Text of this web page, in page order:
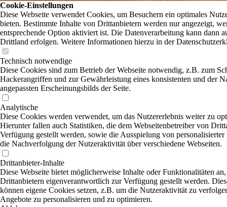
Cookie-Einstellungen
Diese Webseite verwendet Cookies, um Besuchern ein optimales
bieten. Bestimmte Inhalte von Drittanbietern werden nur angezeigt,
entsprechende Option aktiviert ist. Die Datenverarbeitung kann dann
Drittland erfolgen. Weitere Informationen hierzu in der
Technisch notwendige
Diese Cookies sind zum Betrieb der Webseite notwendig, z.B. zum
Hackerangriffen und zur Gewährleistung eines konsistenten und der
angepassten Erscheinungsbilds der Seite.
Analytische
Diese Cookies werden verwendet, um das Nutzererlebnis weiter zu
Hierunter fallen auch Statistiken, die dem Webseitenbetreiber von
Verfügung gestellt werden, sowie die Ausspielung von
die Nachverfolgung der Nutzeraktivität über verschiedene Webseiten.
Drittanbieter-Inhalte
Diese Webseite bietet möglicherweise Inhalte oder Funktionalitäten
Drittanbietern eigenverantwortlich zur Verfügung gestellt werden.
können eigene Cookies setzen, z.B. um die Nutzeraktivität zu
Angebote zu personalisieren und zu optimieren.